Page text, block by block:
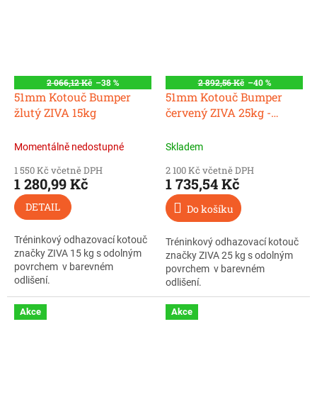
2 066,12 Kč –38 %
51mm Kotouč Bumper
žlutý ZIVA 15kg
Momentálně nedostupné
1 550 Kč včetně DPH
1 280,99 Kč
DETAIL
Tréninkový odhazovací kotouč
značky ZIVA 15 kg s odolným
povrchem v barevném
odlišení.
2 892,56 Kč –40 %
51mm Kotouč Bumper
červený ZIVA 25kg -
Skladem
2 100 Kč včetně DPH
1 735,54 Kč
Do košíku
Tréninkový odhazovací kotouč
značky ZIVA 25 kg s odolným
povrchem v barevném
odlišení.
Akce Akce